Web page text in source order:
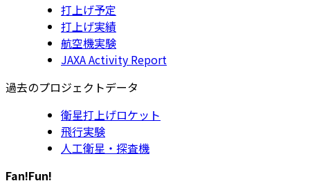
打上げ予定
打上げ実績
航空機実験
JAXA Activity Report
過去のプロジェクトデータ
衛星打上げロケット
飛行実験
人工衛星・探査機
Fan!Fun!